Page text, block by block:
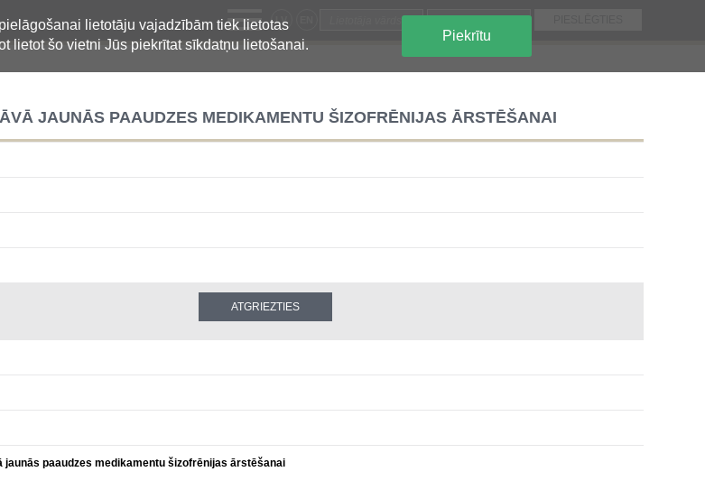
lietotāju vajadzībām tiek lietotas
lietot šo vietni Jūs piekrītat sīkdatņu lietošanai.
Piekrītu
LV
JAUNĀS PAAUDZES MEDIKAMENTU ŠIZOFRĒNIJAS ĀRSTĒŠANAI
paaudzes medikamentu šizofrēnijas ārstēšanai